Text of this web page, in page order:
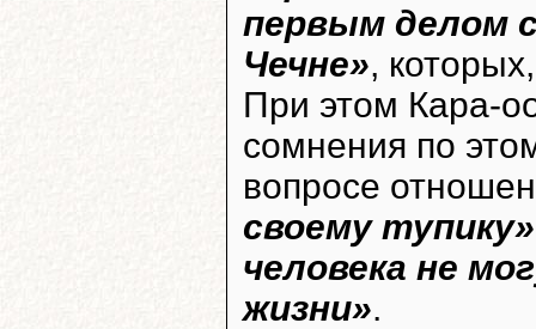
первым делом
Чечне»,
При этом Кара-
сомнения по
вопросе
своему тупику»
человека не
жизни».